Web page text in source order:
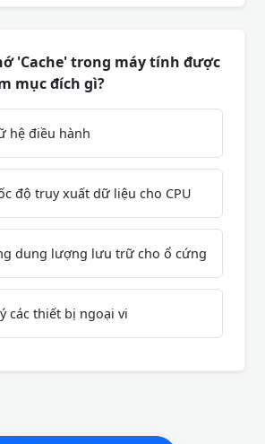
'Cache' trong máy tính được
mục đích gì?
hệ điều hành
độ truy xuất dữ liệu cho CPU
dung lượng lưu trữ cho ổ cứng
các thiết bị ngoại vi